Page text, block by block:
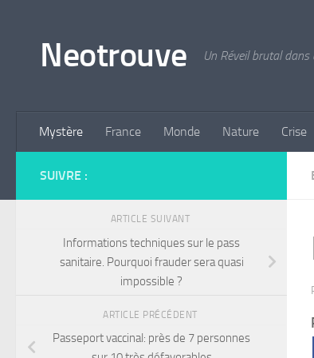
Neotrouve Un Réveil brutal
Mystère France Monde Nature Crise
SUIVRE :
ARTICLE SUIVANT
Informations techniques sur le pass
sanitaire. Pourquoi frauder sera quasi
impossible ?
ARTICLE PRÉCÉDENT
Passeport vaccinal: près de 7 personnes